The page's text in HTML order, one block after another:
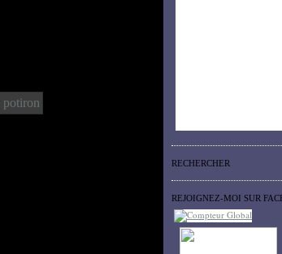
RECHERCHER
REJOIGNEZ-MOI SUR